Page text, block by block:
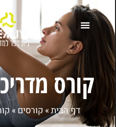
קורס
דף הבית» קורסים»